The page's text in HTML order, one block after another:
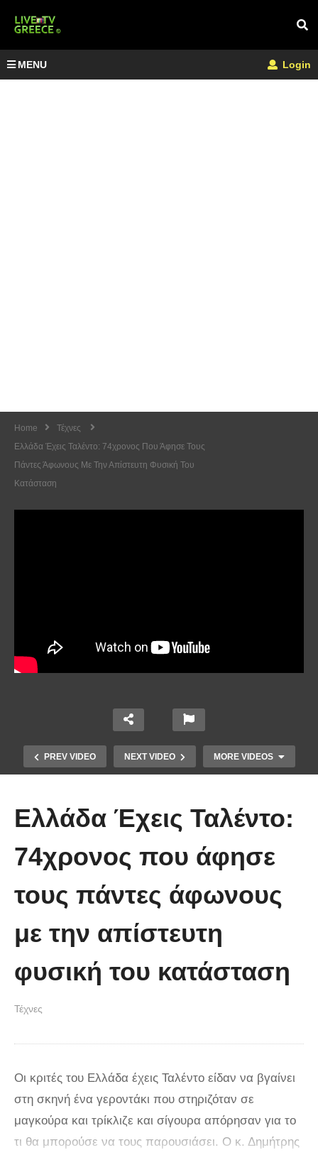
MENU Login
Home
Τέχνες
Ελλάδα Έχεις Ταλέντο: 74χρονος Που Άφησε Τους
Πάντες Άφωνους Με Την Απίστευτη Φυσική Του
Κατάσταση
PREV VIDEO NEXT VIDEO MORE VIDEOS
(video)
Ελλάδα Έχεις Ταλέντο:
74χρονος που άφησε
τους πάντες άφωνους
με την απίστευτη
φυσική του κατάσταση
Τέχνες
Οι κριτές του Ελλάδα έχεις Ταλέντο είδαν να βγαίνει
στη σκηνή ένα γεροντάκι που στηριζόταν σε
μαγκούρα και τρίκλιζε και σίγουρα απόρησαν για το
τι θα μπορούσε να τους παρουσιάσει. Ο κ. Δημήτρης